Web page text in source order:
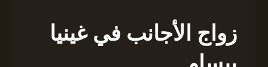
زواج الأجانب في غينيا